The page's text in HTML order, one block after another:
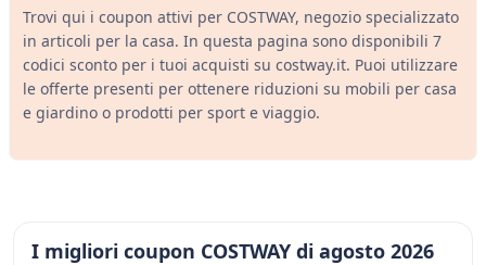
Trovi qui i coupon attivi per COSTWAY, negozio specializzato
in articoli per la casa. In questa pagina sono disponibili 7
codici sconto per i tuoi acquisti su costway.it. Puoi utilizzare
le offerte presenti per ottenere riduzioni su mobili per casa
e giardino o prodotti per sport e viaggio.
I migliori coupon COSTWAY di agosto 2026